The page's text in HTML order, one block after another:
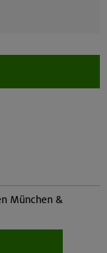
München &